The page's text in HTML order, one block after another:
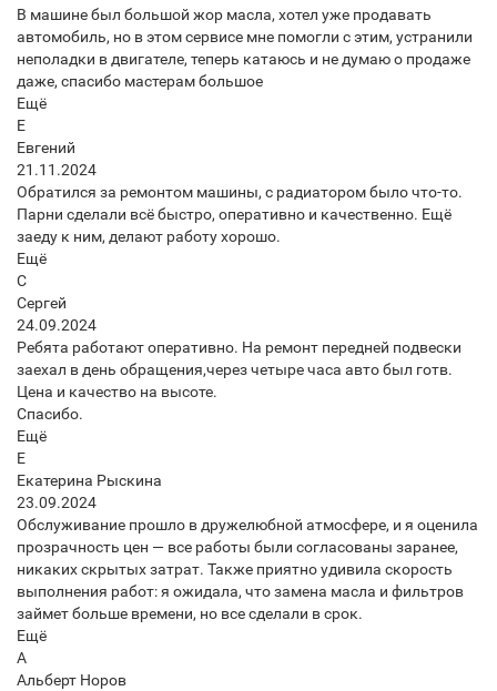
В машине был большой жор масла, хотел уже продавать
автомобиль, но в этом сервисе мне помогли с этим, устранили
неполадки в двигателе, теперь катаюсь и не думаю о продаже
даже, спасибо мастерам большое
Ещё
Е
Евгений
21.11.2024
Обратился за ремонтом машины, с радиатором было что-то.
Парни сделали всё быстро, оперативно и качественно. Ещё
заеду к ним, делают работу хорошо.
Ещё
С
Сергей
24.09.2024
Ребята работают оперативно. На ремонт передней подвески
заехал в день обращения,через четыре часа авто был готв.
Цена и качество на высоте.
Спасибо.
Ещё
Е
Екатерина Рыскина
23.09.2024
Обслуживание прошло в дружелюбной атмосфере, и я оценила
прозрачность цен — все работы были согласованы заранее,
никаких скрытых затрат. Также приятно удивила скорость
выполнения работ: я ожидала, что замена масла и фильтров
займет больше времени, но все сделали в срок.
Ещё
А
Альберт Норов